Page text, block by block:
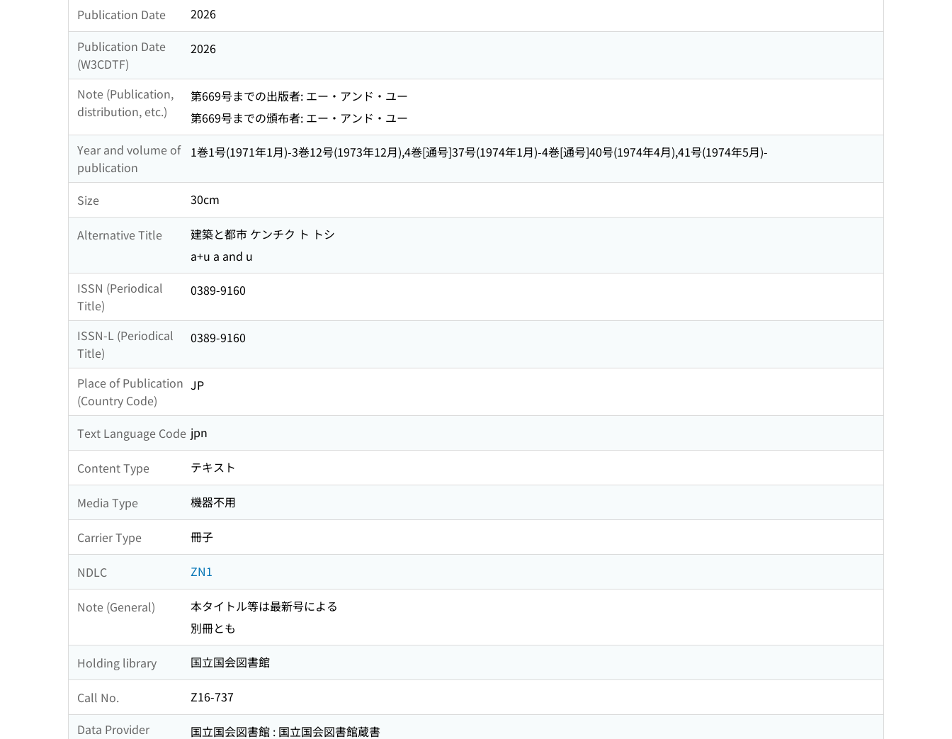
Publication Date
2026
Publication Date
(W3CDTF)
2026
Note (Publication,
distribution, etc.)
第669号までの出版者: エー・アンド・ユー
第669号までの頒布者: エー・アンド・ユー
Year and volume of
publication
1巻1号(1971年1月)-3巻12号(1973年12月),4巻[通号]37号(1974年1月)-4巻[通号]40号(1974年4月),41号(1974年5月)-
Size 30cm
Alternative Title
建築と都市 ケンチク ト トシ
a+u a and u
ISSN (Periodical
Title)
0389-9160
ISSN-L (Periodical
Title)
0389-9160
Place of Publication
(Country Code)
JP
Text Language Code jpn
Content Type テキスト
Media Type 機器不用
Carrier Type 冊子
NDLC ZN1
Note (General)
本タイトル等は最新号による
別冊とも
Holding library 国立国会図書館
Call No.
Z16-737
Data Provider
国立国会図書館 : 国立国会図書館蔵書